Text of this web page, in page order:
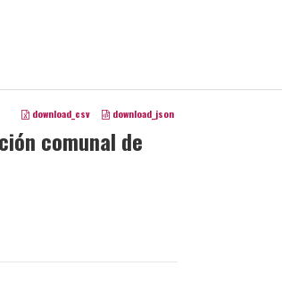
download_csv download_json
comunal de